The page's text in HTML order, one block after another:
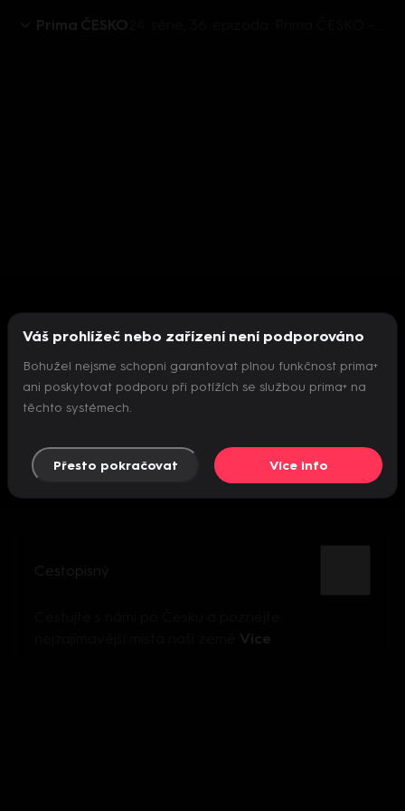
Prima ČESKO
Nepodařilo se inicializovat přehrávač
Cestopisný
Více
Váš prohlížeč nebo zařízení není podporováno
Bohužel nejsme schopni garantovat plnou funkčnost prima+
ani poskytovat podporu při potížích se službou prima+ na
těchto systémech.
Přesto pokračovat Více info